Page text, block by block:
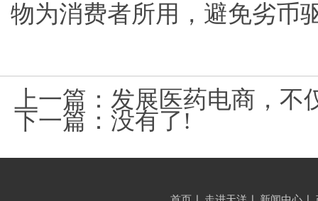
物为消费者所用，避免劣币
上一篇： 发展医药电商，不
下一篇：没有了!